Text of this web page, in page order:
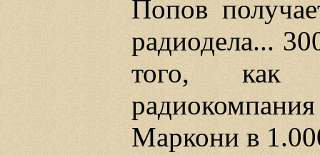
Попов
радиодела...
того, как
Маркони в